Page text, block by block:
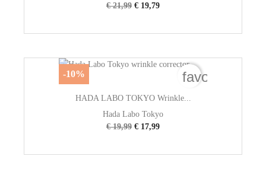
€ 21,99 € 19,79
HADA LABO TOKYO Wrinkle...
Hada Labo Tokyo
€ 19,99 € 17,99
-10%